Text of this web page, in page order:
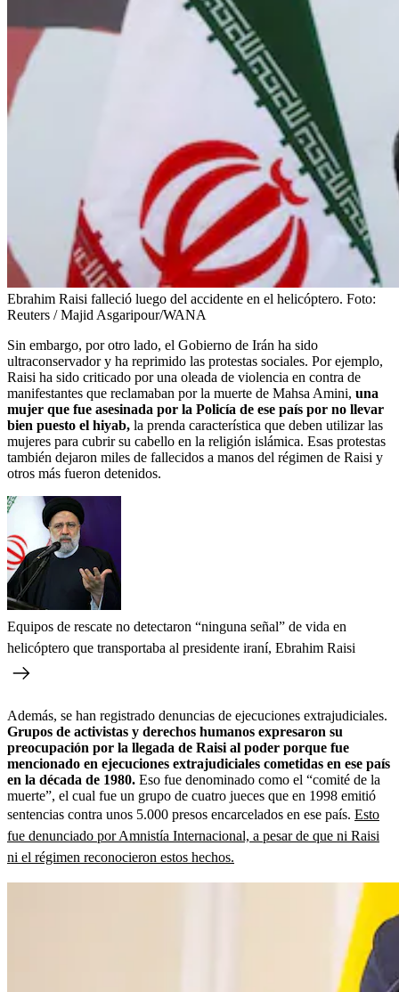
Ebrahim Raisi falleció luego del accidente en el helicóptero. Foto:
Reuters / Majid Asgaripour/WANA
Sin embargo, por otro lado, el Gobierno de Irán ha sido
ultraconservador y ha reprimido las protestas sociales. Por ejemplo,
Raisi ha sido criticado por una oleada de violencia en contra de
manifestantes que reclamaban por la muerte de Mahsa Amini, una
mujer que fue asesinada por la Policía de ese país por no llevar
bien puesto el hiyab, la prenda característica que deben utilizar las
mujeres para cubrir su cabello en la religión islámica. Esas protestas
también dejaron miles de fallecidos a manos del régimen de Raisi y
otros más fueron detenidos.
Equipos de rescate no detectaron “ninguna señal” de vida en
helicóptero que transportaba al presidente iraní, Ebrahim Raisi
Además, se han registrado denuncias de ejecuciones extrajudiciales.
Grupos de activistas y derechos humanos expresaron su
preocupación por la llegada de Raisi al poder porque fue
mencionado en ejecuciones extrajudiciales cometidas en ese país
en la década de 1980. Eso fue denominado como el “comité de la
muerte”, el cual fue un grupo de cuatro jueces que en 1998 emitió
sentencias contra unos 5.000 presos encarcelados en ese país. Esto
fue denunciado por Amnistía Internacional, a pesar de que ni Raisi
ni el régimen reconocieron estos hechos.